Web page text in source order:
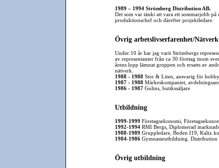
1989 – 1994 Strömberg Distribution AB.
Det som var tänkt att vara ett sommarjobb
produktionschef och därefter projektledare.
Övrig arbetslivserfarenhet/Nätverk
Under 10 år har jag varit Strömbergs
av representanter från ca 30 företag inom
årens lopp lämnat gruppen och ersatts av
nätverk.
1988 - 1988Stor & Liten, ansvarig för
1987 - 1988Märkeskompaniet,
1986 - 1987Gulins, butikssäljare
Utbildning
1999-1999 Företagsekonomi,
1992-1994RMI Bergs, Diplomerad
1988-1989 Gruppledare, Boden I19, Kalix
1984-1986Gymnasieutbildning. Distribution
Övrig utbildning